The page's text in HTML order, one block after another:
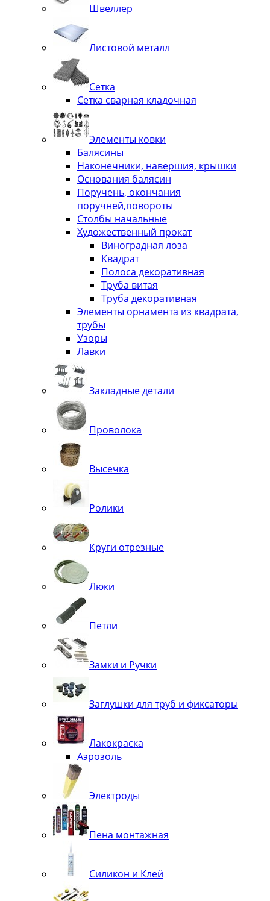
Швеллер
Листовой металл
Сетка
Сетка сварная кладочная
Элементы ковки
Балясины
Наконечники, навершия, крышки
Основания балясин
Поручень, окончания
поручней,повороты
Столбы начальные
Художественный прокат
Виноградная лоза
Квадрат
Полоса декоративная
Труба витая
Труба декоративная
Элементы орнамента из квадрата,
трубы
Узоры
Лавки
Закладные детали
Проволока
Высечка
Ролики
Круги отрезные
Люки
Петли
Замки и Ручки
Заглушки для труб и фиксаторы
Лакокраска
Аэрозоль
Электроды
Пена монтажная
Силикон и Клей